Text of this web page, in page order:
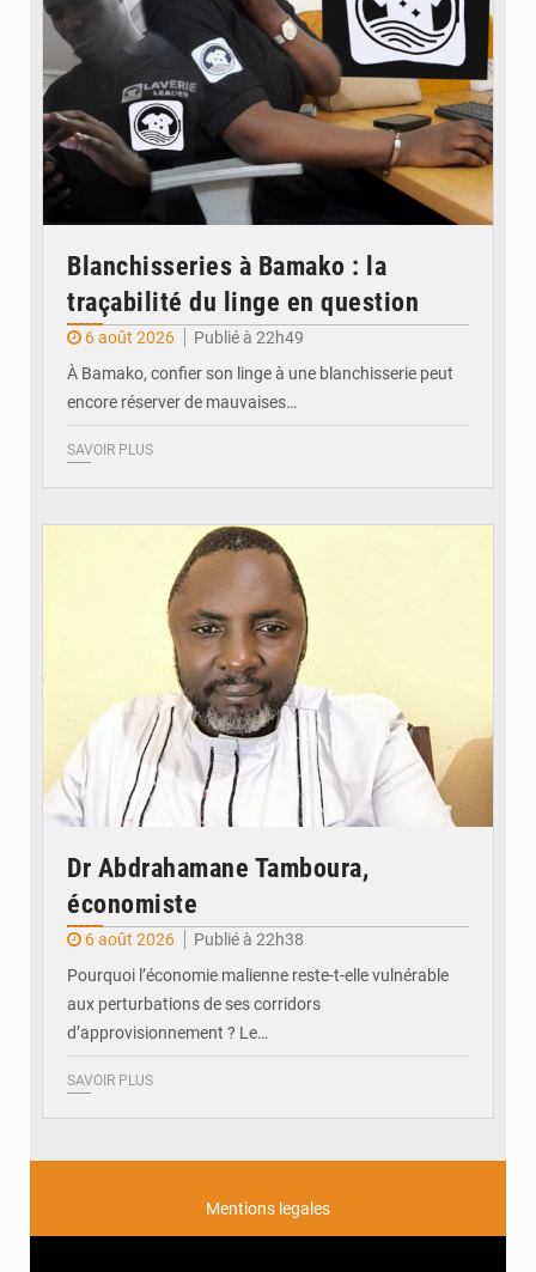
Blanchisseries à Bamako : la
traçabilité du linge en question
6 août 2026
Publié à 22h49
À Bamako, confier son linge à une blanchisserie peut
encore réserver de mauvaises…
SAVOIR PLUS
Dr Abdrahamane Tamboura,
économiste
6 août 2026
Publié à 22h38
Pourquoi l’économie malienne reste-t-elle vulnérable
aux perturbations de ses corridors
d’approvisionnement ? Le…
SAVOIR PLUS
Mentions legales